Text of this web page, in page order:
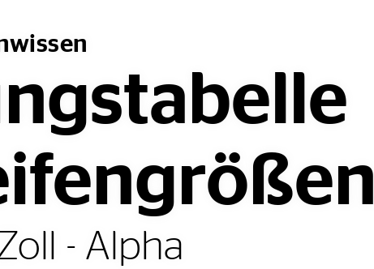
- Alpha